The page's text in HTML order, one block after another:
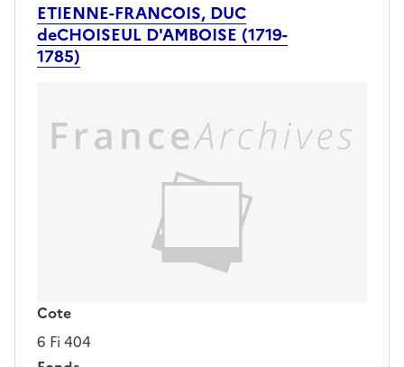
ETIENNE-FRANCOIS, DUC
deCHOISEUL D'AMBOISE (1719-
1785)
Cote
6 Fi 404